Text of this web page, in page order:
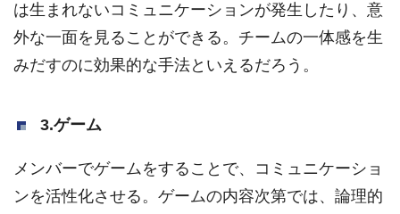
は生まれないコミュニケーションが発生したり、意
外な一面を見ることができる。チームの一体感を生
みだすのに効果的な手法といえるだろう。
3.ゲーム
メンバーでゲームをすることで、コミュニケーショ
ンを活性化させる。ゲームの内容次第では、論理的